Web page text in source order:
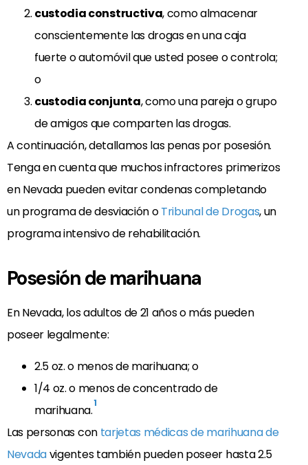
custodia constructiva, como almacenar
conscientemente las drogas en una caja
fuerte o automóvil que usted posee o controla;
o
custodia conjunta, como una pareja o grupo
de amigos que comparten las drogas.
A continuación, detallamos las penas por posesión.
Tenga en cuenta que muchos infractores primerizos
en Nevada pueden evitar condenas completando
un programa de desviación oTribunal de Drogas, un
programa intensivo de rehabilitación.
Posesión de marihuana
En Nevada, los adultos de 21 años o más pueden
poseer legalmente:
2.5 oz. o menos de marihuana; o
1/4 oz. o menos de concentrado de
marihuana.1
Las personas con tarjetas médicas de marihuana de
Nevadavigentes también pueden poseer hasta 2.5